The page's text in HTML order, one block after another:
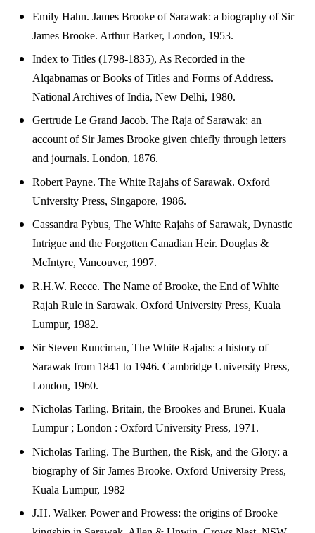
Emily Hahn. James Brooke of Sarawak: a biography of Sir
James Brooke. Arthur Barker, London, 1953.
Index to Titles (1798-1835), As Recorded in the
Alqabnamas or Books of Titles and Forms of Address.
National Archives of India, New Delhi, 1980.
Gertrude Le Grand Jacob. The Raja of Sarawak: an
account of Sir James Brooke given chiefly through letters
and journals. London, 1876.
Robert Payne. The White Rajahs of Sarawak. Oxford
University Press, Singapore, 1986.
Cassandra Pybus, The White Rajahs of Sarawak, Dynastic
Intrigue and the Forgotten Canadian Heir. Douglas &
McIntyre, Vancouver, 1997.
R.H.W. Reece. The Name of Brooke, the End of White
Rajah Rule in Sarawak. Oxford University Press, Kuala
Lumpur, 1982.
Sir Steven Runciman, The White Rajahs: a history of
Sarawak from 1841 to 1946. Cambridge University Press,
London, 1960.
Nicholas Tarling. Britain, the Brookes and Brunei. Kuala
Lumpur ; London : Oxford University Press, 1971.
Nicholas Tarling. The Burthen, the Risk, and the Glory: a
biography of Sir James Brooke. Oxford University Press,
Kuala Lumpur, 1982
J.H. Walker. Power and Prowess: the origins of Brooke